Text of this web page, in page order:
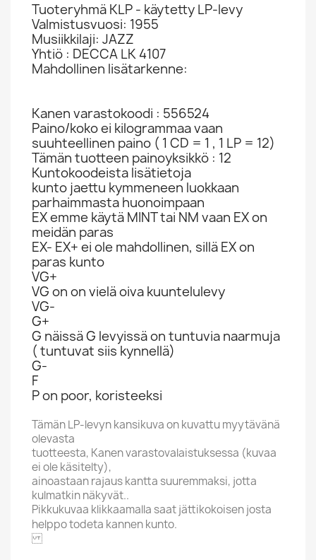
Tuoteryhmä KLP - käytetty LP-levy
Valmistusvuosi: 1955
Musiikkilaji: JAZZ
Yhtiö : DECCA LK 4107
Mahdollinen lisätarkenne:
Kanen varastokoodi : 556524
Paino/koko ei kilogrammaa vaan
suuhteellinen paino ( 1 CD = 1 , 1 LP = 12)
Tämän tuotteen painoyksikkö : 12
Kuntokoodeista lisätietoja
kunto jaettu kymmeneen luokkaan
parhaimmasta huonoimpaan
EX emme käytä MINT tai NM vaan EX on
meidän paras
EX- EX+ ei ole mahdollinen, sillä EX on
paras kunto
VG+
VG on on vielä oiva kuuntelulevy
VG-
G+
G näissä G levyissä on tuntuvia naarmuja
( tuntuvat siis kynnellä)
G-
F
P on poor, koristeeksi
Tämän LP-levyn kansikuva on kuvattu myytävänä
olevasta
tuotteesta, Kanen varastovalaistuksessa (kuvaa
ei ole käsitelty),
ainoastaan rajaus kantta suuremmaksi, jotta
kulmatkin näkyvät..
Pikkukuvaa klikkaamalla saat jättikokoisen josta
helppo todeta kannen kunto.